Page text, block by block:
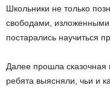
Школьники не только
свободами,
постарались научиться
Далее прошла
ребята выясняли, чьи и